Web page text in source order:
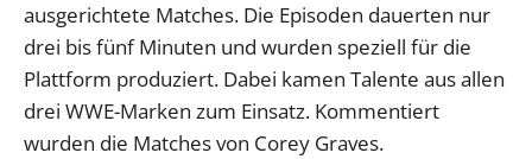
ausgerichtete Matches. Die Episoden dauerten nur
drei bis fünf Minuten und wurden speziell für die
Plattform produziert. Dabei kamen Talente aus allen
drei WWE-Marken zum Einsatz. Kommentiert
wurden die Matches von Corey Graves.